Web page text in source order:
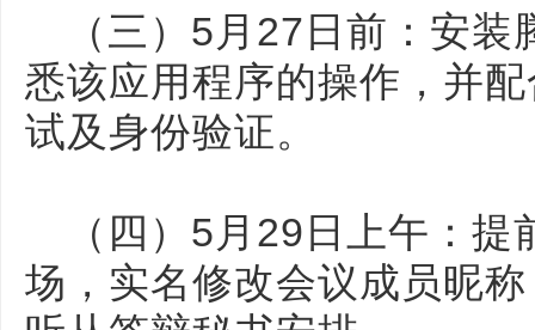
（三）5月27日前：安
悉该应用程序的操作，并
试及身份验证。
（四）5月29日上午：
场，实名修改会议成员昵